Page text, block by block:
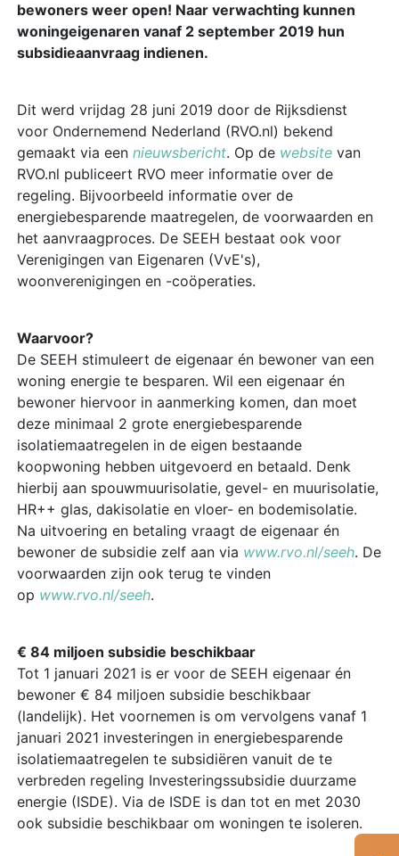
bewoners weer open! Naar verwachting kunnen
woningeigenaren vanaf 2 september 2019 hun
subsidieaanvraag indienen.
Dit werd vrijdag 28 juni 2019 door de Rijksdienst
voor Ondernemend Nederland (RVO.nl) bekend
gemaakt via een nieuwsbericht. Op de website van
RVO.nl publiceert RVO meer informatie over de
regeling. Bijvoorbeeld informatie over de
energiebesparende maatregelen, de voorwaarden en
het aanvraagproces. De SEEH bestaat ook voor
Verenigingen van Eigenaren (VvE's),
woonverenigingen en -coöperaties.
Waarvoor?
De SEEH stimuleert de eigenaar én bewoner van een
woning energie te besparen. Wil een eigenaar én
bewoner hiervoor in aanmerking komen, dan moet
deze minimaal 2 grote energiebesparende
isolatiemaatregelen in de eigen bestaande
koopwoning hebben uitgevoerd en betaald. Denk
hierbij aan spouwmuurisolatie, gevel- en muurisolatie,
HR++ glas, dakisolatie en vloer- en bodemisolatie.
Na uitvoering en betaling vraagt de eigenaar én
bewoner de subsidie zelf aan via www.rvo.nl/seeh. De
voorwaarden zijn ook terug te vinden
op www.rvo.nl/seeh.
€ 84 miljoen subsidie beschikbaar
Tot 1 januari 2021 is er voor de SEEH eigenaar én
bewoner € 84 miljoen subsidie beschikbaar
(landelijk). Het voornemen is om vervolgens vanaf 1
januari 2021 investeringen in energiebesparende
isolatiemaatregelen te subsidiëren vanuit de te
verbreden regeling Investeringssubsidie duurzame
energie (ISDE). Via de ISDE is dan tot en met 2030
ook subsidie beschikbaar om woningen te isoleren.